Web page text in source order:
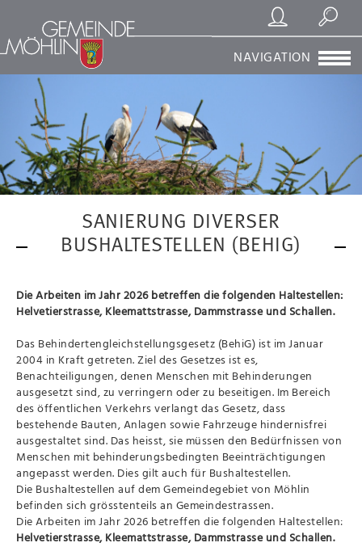
Registrierung/Login
Suchen
NAVIGATION
SANIERUNG DIVERSER
BUSHALTESTELLEN (BEHIG)
Die Arbeiten im Jahr 2026 betreffen die folgenden Haltestellen:
Helvetierstrasse, Kleemattstrasse, Dammstrasse und Schallen.
Das Behindertengleichstellungsgesetz (BehiG) ist im Januar
2004 in Kraft getreten. Ziel des Gesetzes ist es,
Benachteiligungen, denen Menschen mit Behinderungen
ausgesetzt sind, zu verringern oder zu beseitigen. Im Bereich
des öffentlichen Verkehrs verlangt das Gesetz, dass
bestehende Bauten, Anlagen sowie Fahrzeuge hindernisfrei
ausgestaltet sind. Das heisst, sie müssen den Bedürfnissen von
Menschen mit behinderungsbedingten Beeinträchtigungen
angepasst werden. Dies gilt auch für Bushaltestellen.
Die Bushaltestellen auf dem Gemeindegebiet von Möhlin
befinden sich grösstenteils an Gemeindestrassen.
Die Arbeiten im Jahr 2026 betreffen die folgenden Haltestellen:
Helvetierstrasse, Kleemattstrasse, Dammstrasse und Schallen.